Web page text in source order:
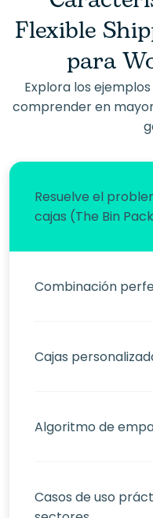
Flexible
para
Explora los
comprender en
Resuelve el
cajas (The Bin
Combinación
Cajas
Algoritmo de
Casos de uso